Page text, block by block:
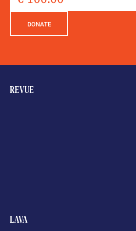
DONATE
REVUE
LAVA